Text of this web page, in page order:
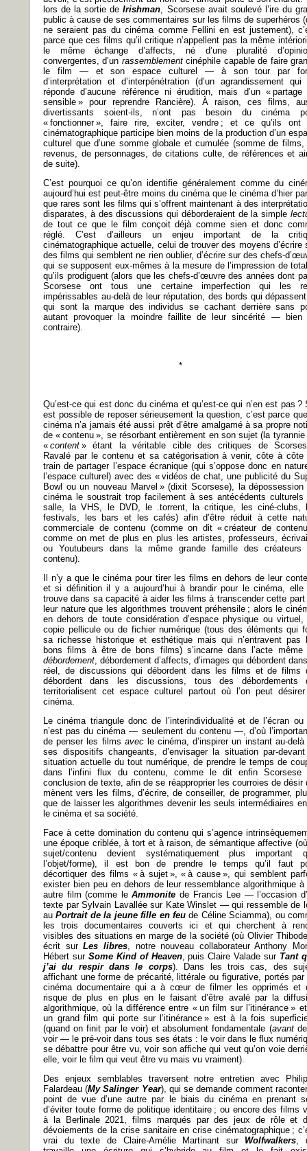
lors de la sortie deIrishman , Scorsese avait soulevé l’ire du
public à cause de ses commentaires sur les films de superhéros
ne seraient pas du cinéma comme Fellini en est justement),
parce que ces films qu’il critique n’appellent pas la même
le même échange d’affects, né d’une pluralité
convergentes, d’un rassemblementcinéphile capable de faire
le film — et son espace culturel — à son tour par
d’interprétation et d’interpénétration (d’un agrandissement qui
réponde d’aucune référence ni érudition, mais d’un « partage
sensible » pour reprendre Rancière). À raison, ces films,
divertissants soient-ils, n’ont pas besoin du cinéma
« fonctionner », faire rire, exciter, vendre ; et ce qu’ils ont
cinématographique participe bien moins de la production d’un
culturel que d’une somme globale et cumulée (somme de films,
revenus, de personnages, de citations culte, de références et
de suite).
C’est pourquoi ce qu’on identifie généralement comme du
aujourd’hui est peut-être moins du cinéma que le cinéma d’hier
que rares sont les films qui s’offrent maintenant à des
disparates, à des discussions qui déborderaient de la simple
de tout ce que le film conçoit déjà comme sien et donc
réglé. C’est d’ailleurs un enjeu important de la
cinématographique actuelle, celui de trouver des moyens d’écrire
des films qui semblent ne rien oublier, d’écrire sur des chefs-
qui se supposent eux-mêmes à la mesure de l’impression de
qu’ils prodiguent (alors que les chefs-d’œuvre des années dont
Scorsese ont tous une certaine imperfection qui les
impérissables au-delà de leur réputation, des bords qui
qui sont la marque des individus se cachant derrière sans
autant provoquer la moindre faillite de leur sincérité — bien
contraire).
*
Qu’est-ce qui est donc du cinéma et qu’est-ce qui n’en est pas ?
est possible de reposer sérieusement la question, c’est parce
cinéma n’a jamais été aussi prêt d’être amalgamé à sa propre
de « contenu », se résorbant entièrement en son sujet (la tyrannie
« content » étant la véritable cible des critiques de
Ravalé par le contenu et sa catégorisation à venir, côte à côte
train de partager l’espace écranique (qui s’oppose donc en
l’espace culturel) avec des « vidéos de chat, une publicité du
Bowl ou un nouveau Marvel » (dixit Scorsese), la dépossession
cinéma le soustrait trop facilement à ses antécédents culturels
salle, la VHS, le DVD, le .torrent, la critique, les ciné-clubs,
festivals, les bars et les cafés) afin d’être réduit à cette
commerciale de contenu (comme on dit « créateur de
comme on met de plus en plus les artistes, professeurs,
ou Youtubeurs dans la même grande famille des créateurs
contenu).
Il n’y a que le cinéma pour tirer les films en dehors de leur
et si définition il y a aujourd’hui à brandir pour le cinéma, elle
trouve dans sa capacité à aider les films à transcender cette part
leur nature que les algorithmes trouvent préhensile ; alors le
en dehors de toute considération d’espace physique ou virtuel,
copie pellicule ou de fichier numérique (tous des éléments qui
sa richesse historique et esthétique mais qui n’entravent pas
bons films à être de bons films) s’incarne dans l’acte même
débordement , débordement d’affects, d’images qui débordent
réel, de discussions qui débordent dans les films et de films
débordent dans les discussions, tous des débordements
territorialisent cet espace culturel partout où l’on peut
cinéma.
Le cinéma triangule donc de l’interindividualité et de l’écran ou
n’est pas du cinéma — seulement du contenu —, d’où
de penser les films avec le cinéma, d’inspirer un instant au-delà
ses dispositifs changeants, d’envisager la situation par-
situation actuelle du tout numérique, de prendre le temps de
dans l’infini flux du contenu, comme le dit enfin Scorsese
conclusion de texte, afin de se réapproprier les courroies de désir
mènent vers les films, d’écrire, de conseiller, de programmer,
que de laisser les algorithmes devenir les seuls intermédiaires
le cinéma et sa société.
Face à cette domination du contenu qui s’agence
une époque criblée, à tort et à raison, de sémantique affective
sujet/contenu devient systématiquement plus important
l’objet/forme), il est bon de prendre le temps qu’il faut
décortiquer des films « à sujet », « à cause », qui semblent
exister bien peu en dehors de leur ressemblance algorithmique à
autre film (comme leAmmonitede Francis Lee — l’occasion
texte par Sylvain Lavallée sur Kate Winslet — qui ressemble de
auPortrait de la jeune fille en feude Céline Sciamma), ou
les trois documentaires couverts ici et qui cherchent à
visibles des situations en marge de la société (où Olivier
écrit surLes libres, notre nouveau collaborateur Anthony
Hébert sur Some Kind of Heaven, puis Claire Valade sur Tant
j’ai du respir dans le corps). Dans les trois cas, des
affichant une forme de précarité, littérale ou figurative, portés par
cinéma documentaire qui a à cœur de filmer les opprimés et
risque de plus en plus en le faisant d’être avalé par la
algorithmique, où la différence entre « un film sur l’itinérance »
un grand film qui porte sur l’itinérance » est à la fois
(quand on finit par le voir) et absolument fondamentale (avant
voir — le pré-voir dans tous ses états : le voir dans le flux
se débattre pour être vu, voir son affiche qui veut qu’on voie
elle, voir le film qui veut être vu mais vu vraiment).
Des enjeux semblables traversent notre entretien avec
Falardeau (My Salinger Year), qui se demande comment
point de vue d’une autre par le biais du cinéma en prenant
d’éviter toute forme de politique identitaire ; ou encore des films
à la Berlinale 2021, films marqués par des jeux de rôle et
dévoiements de la crise sanitaire en crise cinématographique ;
vrai du texte de Claire-Amélie Martinant sur Wolfwalkers ,